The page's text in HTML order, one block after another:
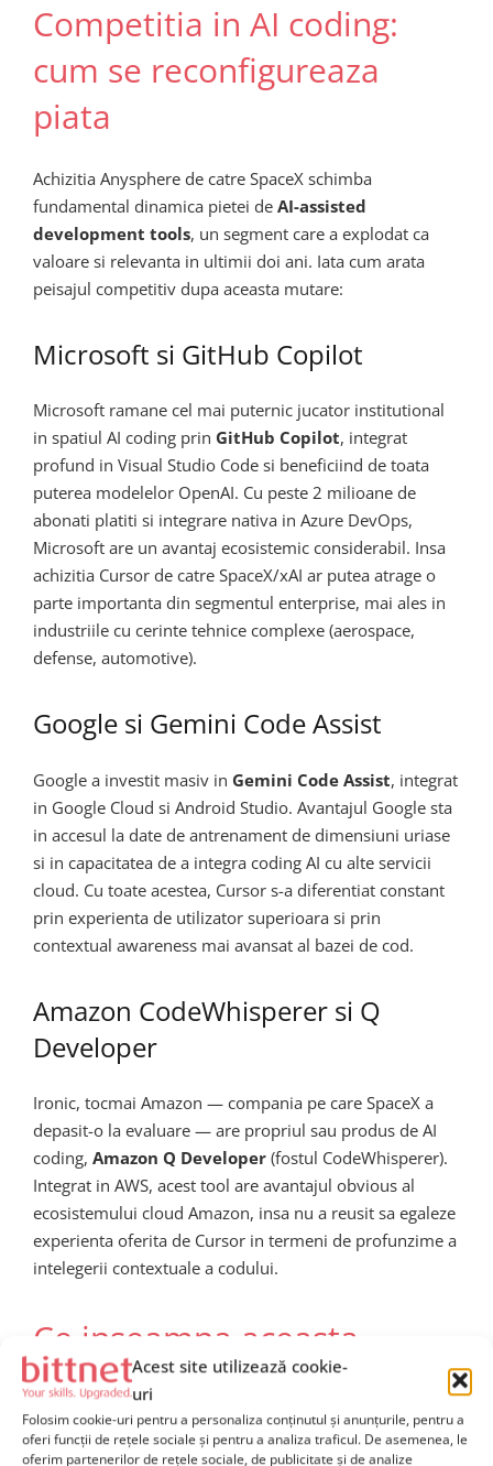
Acest site utilizează cookie-
uri
Folosim cookie-uri pentru a personaliza conținutul și anunțurile, pentru a
oferi funcții de rețele sociale și pentru a analiza traficul. De asemenea, le
oferim partenerilor de rețele sociale, de publicitate și de analize
Competitia in AI coding:
cum se reconfigureaza
piata
Achizitia Anysphere de catre SpaceX schimba
fundamental dinamica pietei de AI-assisted
development tools, un segment care a explodat ca
valoare si relevanta in ultimii doi ani. Iata cum arata
peisajul competitiv dupa aceasta mutare:
Microsoft si GitHub Copilot
Microsoft ramane cel mai puternic jucator institutional
in spatiul AI coding prin GitHub Copilot, integrat
profund in Visual Studio Code si beneficiind de toata
puterea modelelor OpenAI. Cu peste 2 milioane de
abonati platiti si integrare nativa in Azure DevOps,
Microsoft are un avantaj ecosistemic considerabil. Insa
achizitia Cursor de catre SpaceX/xAI ar putea atrage o
parte importanta din segmentul enterprise, mai ales in
industriile cu cerinte tehnice complexe (aerospace,
defense, automotive).
Google si Gemini Code Assist
Google a investit masiv in Gemini Code Assist, integrat
in Google Cloud si Android Studio. Avantajul Google sta
in accesul la date de antrenament de dimensiuni uriase
si in capacitatea de a integra coding AI cu alte servicii
cloud. Cu toate acestea, Cursor s-a diferentiat constant
prin experienta de utilizator superioara si prin
contextual awareness mai avansat al bazei de cod.
Amazon CodeWhisperer si Q
Developer
Ironic, tocmai Amazon — compania pe care SpaceX a
depasit-o la evaluare — are propriul sau produs de AI
coding, Amazon Q Developer (fostul CodeWhisperer).
Integrat in AWS, acest tool are avantajul obvious al
ecosistemului cloud Amazon, insa nu a reusit sa egaleze
experienta oferita de Cursor in termeni de profunzime a
intelegerii contextuale a codului.
Ce inseamna aceasta
achizitie pentru
dezvoltatorii de software